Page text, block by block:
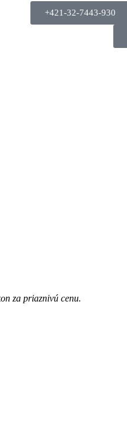
+421-32-7443-930
za priaznivú cenu.